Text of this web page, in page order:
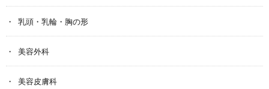
乳頭・乳輪・胸の形
美容外科
美容皮膚科